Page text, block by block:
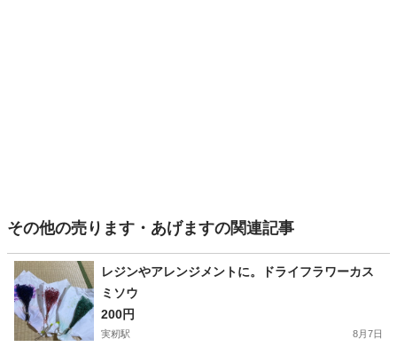
その他の売ります・あげますの関連記事
レジンやアレンジメントに。ドライフラワーカス
ミソウ
200円
実籾駅 8月7日